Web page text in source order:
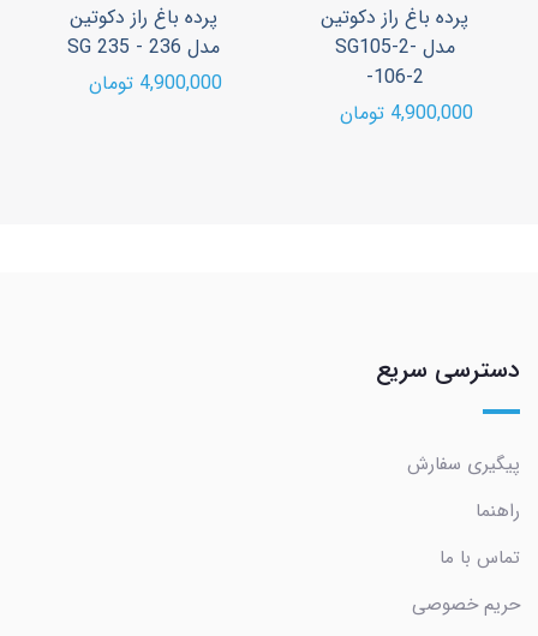
پرده باغ راز دکوتین
مدل SG105-2-
106-2-
4,900,000 تومان
پرده باغ راز دکوتین
مدل SG 235 - 236
4,900,000 تومان
دسترسی سریع
پیگیری سفارش
راهنما
تماس با ما
حریم خصوصی